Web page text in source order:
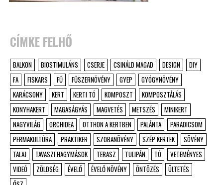
CÍMKE FELHŐ
BALKON BIOSTIMULÁNS CSERJE CSINÁLD MAGAD DESIGN
DIY
FA
FISKARS FŰ FŰSZERNÖVÉNY GYEP
GYÓGYNÖVÉNY
KARÁCSONY
KERT KERTI TÓ KOMPOSZT
KOMPOSZTÁLÁS
KONYHAKERT
MAGASÁGYÁS MAGVETÉS METSZÉS
MINIKERT
NAGYVILÁG
ORCHIDEA OTTHON A KERTBEN PALÁNTA
PARADICSOM
PERMAKULTÚRA
PRAKTIKER SZOBANÖVÉNY SZÉP KERTEK
SÖVÉNY
TALAJ
TAVASZI HAGYMÁSOK TERASZ TULIPÁN TÓ
VETEMÉNYES
VIDEÓ
ZÖLDSÉG ÉVELŐ ÉVELŐ NÖVÉNY ÖNTÖZÉS
ÜLTETÉS